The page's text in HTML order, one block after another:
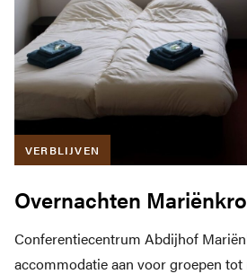
MEER BRABANTS KLOOSTERLEVEN
Jaar van het Brabants
Actueel
Kloostergeschiedenis
Nieuwsbrief
Contact
Privacy verklaring
VERBLIJVEN
Overnachten
Conferentiecentrum Abdijhof
accommodatie aan voor groepen tot